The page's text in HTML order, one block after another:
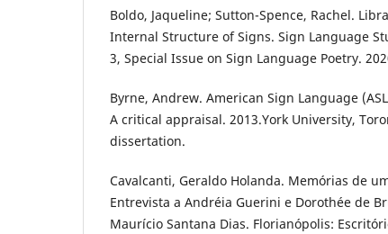
Boldo, Jaqueline; Sutton-Spence, Rachel.
Internal Structure of Signs. Sign Language
3, Special Issue on Sign Language Poetry.
Byrne, Andrew. American Sign Language
A critical appraisal. 2013.York University,
dissertation.
Cavalcanti, Geraldo Holanda. Memórias de
Entrevista a Andréia Guerini e Dorothée de
Maurício Santana Dias. Florianópolis: